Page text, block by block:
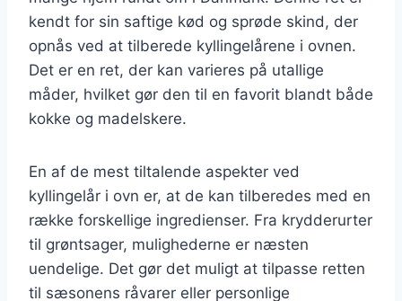
kendt for sin saftige kød og sprøde skind, der
opnås ved at tilberede kyllingelårene i ovnen.
Det er en ret, der kan varieres på utallige
måder, hvilket gør den til en favorit blandt både
kokke og madelskere.
En af de mest tiltalende aspekter ved
kyllingelår i ovn er, at de kan tilberedes med en
række forskellige ingredienser. Fra krydderurter
til grøntsager, mulighederne er næsten
uendelige. Det gør det muligt at tilpasse retten
til sæsonens råvarer eller personlige